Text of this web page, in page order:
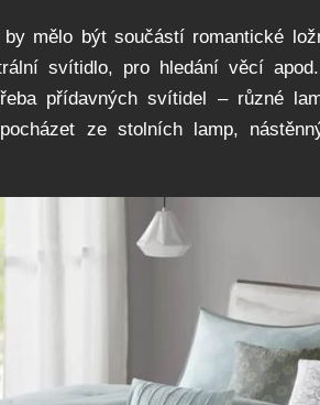
mělo být součástí romantické
svítidlo, pro hledání věcí
přídavných svítidel – různé
ze stolních lamp,